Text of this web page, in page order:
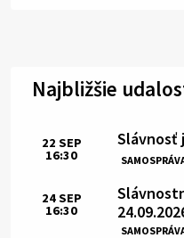
Najbližšie
Slávnosť
Čas:
22 SEP
16:30
Čas:
24SEP
16:30